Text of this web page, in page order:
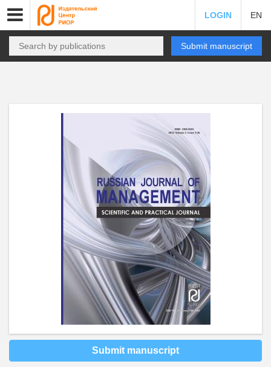
LOGIN EN
Submit manuscript
Submit manuscript